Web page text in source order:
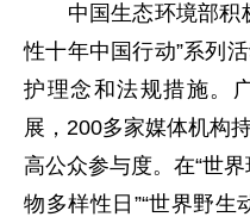
中国生态环境部积
性十年中国行动”系列
护理念和法规措施。
展，200多家媒体机构
高公众参与度。在“世界
物多样性日”“世界野生